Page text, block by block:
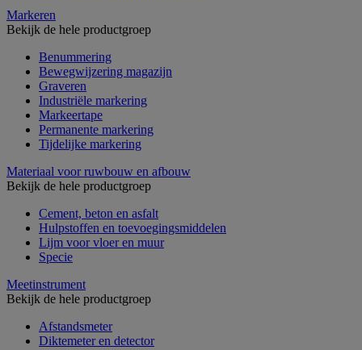
Markeren
Bekijk de hele productgroep
Benummering
Bewegwijzering magazijn
Graveren
Industriële markering
Markeertape
Permanente markering
Tijdelijke markering
Materiaal voor ruwbouw en afbouw
Bekijk de hele productgroep
Cement, beton en asfalt
Hulpstoffen en toevoegingsmiddelen
Lijm voor vloer en muur
Specie
Meetinstrument
Bekijk de hele productgroep
Afstandsmeter
Diktemeter en detector